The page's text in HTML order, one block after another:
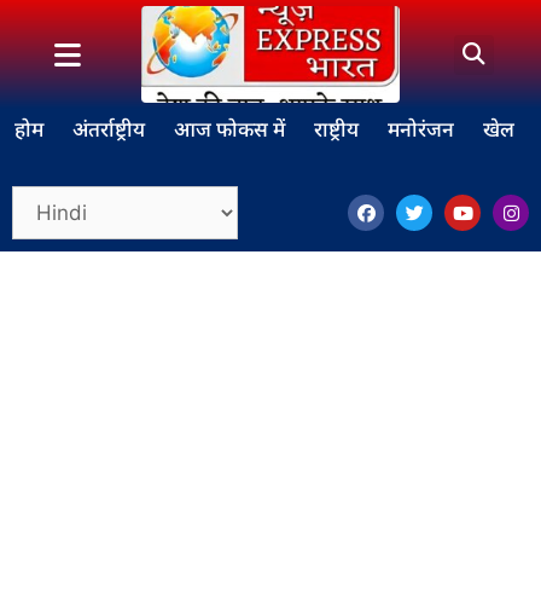
होम अंतर्राष्ट्रीय आज फोकस में राष्ट्रीय मनोरंजन खेल